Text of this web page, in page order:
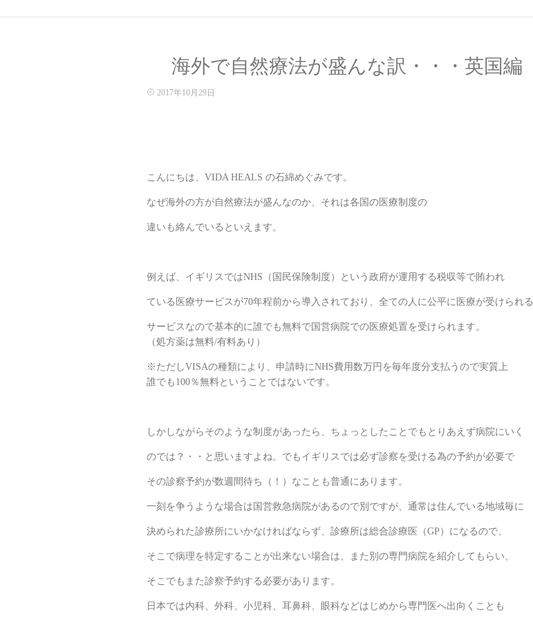
海外で自然療法が盛んな訳・・・英国編
2017年10月29日
こんにちは、VIDA HEALS の石綿めぐみです。
なぜ海外の方が自然療法が盛んなのか、それは各国の医療制度の
違いも絡んでいるといえます。
例えば、イギリスではNHS（国民保険制度）という政府が運用する税収等で賄われ
ている医療サービスが70年程前から導入されており、全ての人に公平に医療が受けられる
サービスなので基本的に誰でも無料で国営病院での医療処置を受けられます。
（処方薬は無料/有料あり）
※ただしVISAの種類により、申請時にNHS費用数万円を毎年度分支払うので実質上
誰でも100％無料ということではないです。
しかしながらそのような制度があったら、ちょっとしたことでもとりあえず病院にいく
のでは？・・と思いますよね。でもイギリスでは必ず診察を受ける為の予約が必要で
その診察予約が数週間待ち（！）なことも普通にあります。
一刻を争うような場合は国営救急病院があるので別ですが、通常は住んでいる地域毎に
決められた診療所にいかなければならず、診療所は総合診療医（GP）になるので、
そこで病理を特定することが出来ない場合は、また別の専門病院を紹介してもらい、
そこでもまた診察予約する必要があります。
日本では内科、外科、小児科、耳鼻科、眼科などはじめから専門医へ出向くことも